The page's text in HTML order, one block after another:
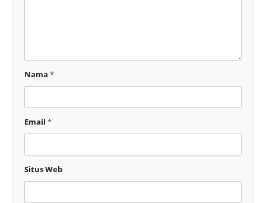
Nama *
Email *
Situs Web